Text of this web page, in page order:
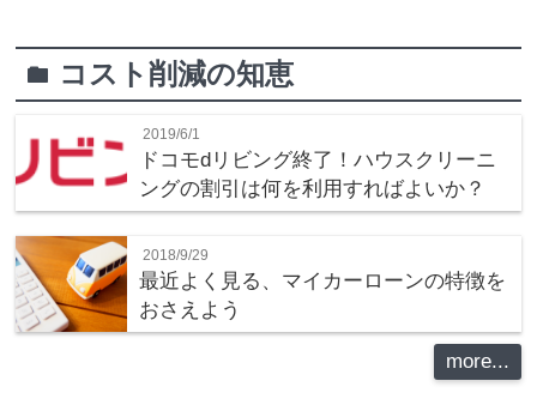
folder コスト削減の知恵
2019/6/1
ドコモdリビング終了！ハウスクリーニ
ングの割引は何を利用すればよいか？
2018/9/29
最近よく見る、マイカーローンの特徴を
おさえよう
more...